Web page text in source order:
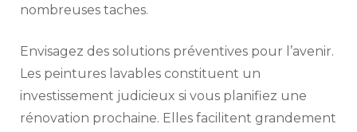
nombreuses taches.
Envisagez des solutions préventives pour l’avenir.
Les peintures lavables constituent un
investissement judicieux si vous planifiez une
rénovation prochaine. Elles facilitent grandement